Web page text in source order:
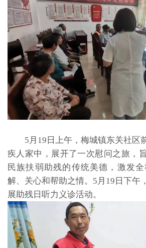
5月19日上午，梅城镇东关社区
疾人家中，展开了一次慰问之旅，
民族扶弱助残的传统美德，激发
解、关心和帮助之情。5月19日下午
展助残日听力义诊活动。